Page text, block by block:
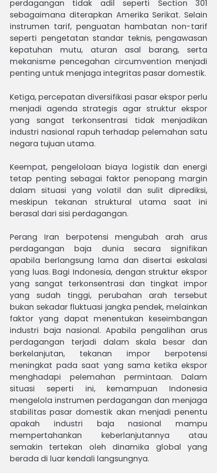
perdagangan tidak adil seperti Section 301
sebagaimana diterapkan Amerika Serikat. Selain
instrumen tarif, penguatan hambatan non-tarif
seperti pengetatan standar teknis, pengawasan
kepatuhan mutu, aturan asal barang, serta
mekanisme pencegahan circumvention menjadi
penting untuk menjaga integritas pasar domestik.
Ketiga, percepatan diversifikasi pasar ekspor perlu
menjadi agenda strategis agar struktur ekspor
yang sangat terkonsentrasi tidak menjadikan
industri nasional rapuh terhadap pelemahan satu
negara tujuan utama.
Keempat, pengelolaan biaya logistik dan energi
tetap penting sebagai faktor penopang margin
dalam situasi yang volatil dan sulit diprediksi,
meskipun tekanan struktural utama saat ini
berasal dari sisi perdagangan.
Perang Iran berpotensi mengubah arah arus
perdagangan baja dunia secara signifikan
apabila berlangsung lama dan disertai eskalasi
yang luas. Bagi Indonesia, dengan struktur ekspor
yang sangat terkonsentrasi dan tingkat impor
yang sudah tinggi, perubahan arah tersebut
bukan sekadar fluktuasi jangka pendek, melainkan
faktor yang dapat menentukan keseimbangan
industri baja nasional. Apabila pengalihan arus
perdagangan terjadi dalam skala besar dan
berkelanjutan, tekanan impor berpotensi
meningkat pada saat yang sama ketika ekspor
menghadapi pelemahan permintaan. Dalam
situasi seperti ini, kemampuan Indonesia
mengelola instrumen perdagangan dan menjaga
stabilitas pasar domestik akan menjadi penentu
apakah industri baja nasional mampu
mempertahankan keberlanjutannya atau
semakin tertekan oleh dinamika global yang
berada di luar kendali langsungnya.